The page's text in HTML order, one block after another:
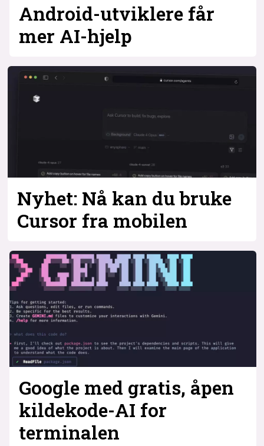
Android-utviklere får
mer AI-hjelp
Nyhet: Nå kan du bruke
Cursor fra mobilen
Google med gratis, åpen
kildekode-AI for
terminalen